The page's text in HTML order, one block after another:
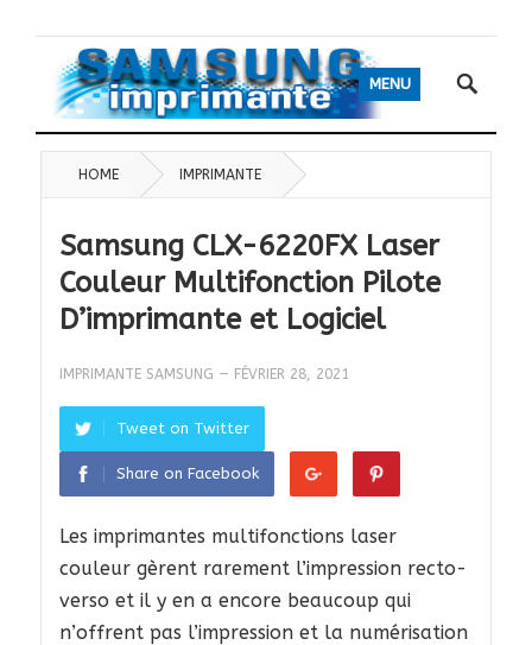
MENU
HOME IMPRIMANTE
Samsung CLX-6220FX Laser
Couleur Multifonction Pilote
D’imprimante et Logiciel
IMPRIMANTE SAMSUNG — FÉVRIER 28, 2021
Tweet on Twitter
Share on Facebook
Les imprimantes multifonctions laser
couleur gèrent rarement l’impression recto-
verso et il y en a encore beaucoup qui
n’offrent pas l’impression et la numérisation